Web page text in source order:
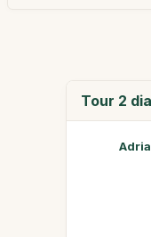
Tour 2